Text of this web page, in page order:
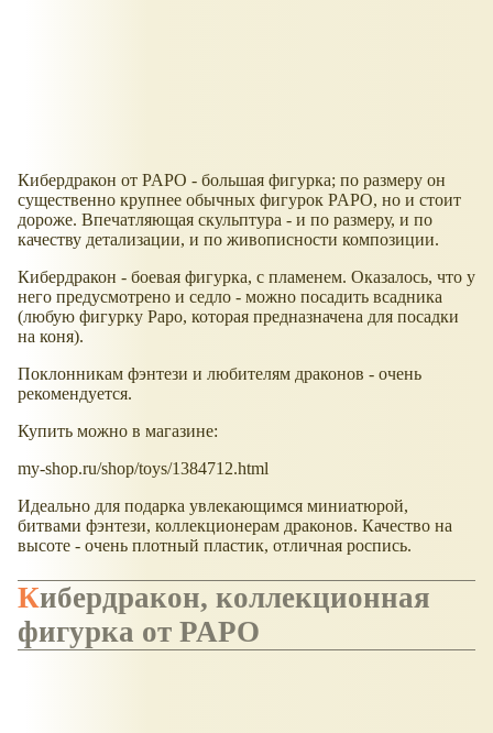
Кибердракон от PAPO - большая фигурка; по размеру он
существенно крупнее обычных фигурок PAPO, но и стоит
дороже. Впечатляющая скульптура - и по размеру, и по
качеству детализации, и по живописности композиции.
Кибердракон - боевая фигурка, с пламенем. Оказалось, что у
него предусмотрено и седло - можно посадить всадника
(любую фигурку Papo, которая предназначена для посадки
на коня).
Поклонникам фэнтези и любителям драконов - очень
рекомендуется.
Купить можно в магазине:
my-shop.ru/shop/toys/1384712.html
Идеально для подарка увлекающимся миниатюрой,
битвами фэнтези, коллекционерам драконов. Качество на
высоте - очень плотный пластик, отличная роспись.
Кибердракон, коллекционная
фигурка от PAPO